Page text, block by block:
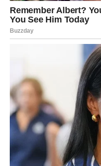
Vrijeme je da uživate u
uspjeh donosi vam veću
prilike koje će dodatno
odnosi postaju skladniji,
oslonac. Slobodni
ljubavnu priču.
Vodolija
Kraj jula donosi vam
priželjkivali moglo bi
što očekujete. Poslovni